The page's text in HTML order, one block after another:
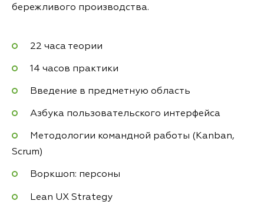
бережливого производства.
22 часа теории
14 часов практики
Введение в предметную область
Азбука пользовательского интерфейса
Методологии командной работы (Kanban,
Scrum)
Воркшоп: персоны
Lean UX Strategy